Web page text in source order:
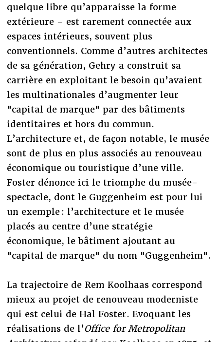
quelque libre qu’apparaisse la forme
extérieure – est rarement connectée aux
espaces intérieurs, souvent plus
conventionnels. Comme d’autres architectes
de sa génération, Gehry a construit sa
carrière en exploitant le besoin qu’avaient
les multinationales d’augmenter leur
"capital de marque" par des bâtiments
identitaires et hors du commun.
L’architecture et, de façon notable, le musée
sont de plus en plus associés au renouveau
économique ou touristique d’une ville.
Foster dénonce ici le triomphe du musée-
spectacle, dont le Guggenheim est pour lui
un exemple : l’architecture et le musée
placés au centre d’une stratégie
économique, le bâtiment ajoutant au
"capital de marque" du nom "Guggenheim".
La trajectoire de Rem Koolhaas correspond
mieux au projet de renouveau moderniste
qui est celui de Hal Foster. Evoquant les
réalisations de l’Office for Metropolitan